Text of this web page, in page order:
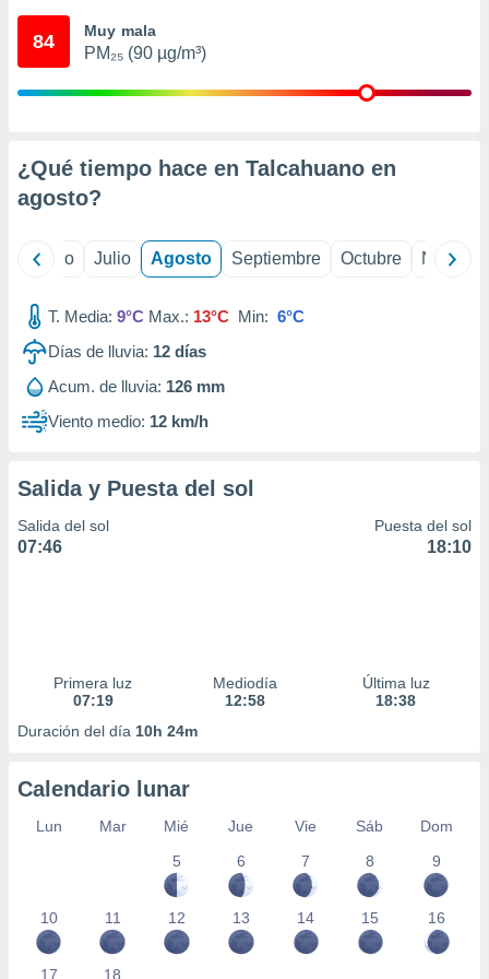
e
publicidad
1199
84 Muy mala
PM₂₅ (90 µg/m³)
¿Qué tiempo hace en Talcahuano en
agosto?
Junio Julio Agosto Septiembre Octubre
T. Media: 9°C Max.: 13°C Min: 6°C
Días de lluvia: 12 días
Acum. de lluvia: 126 mm
Viento medio: 12 km/h
Salida y Puesta del sol
Salida del sol
07:46
Puesta del sol
18:10
Primera luz
07:19
Mediodía
12:58
Última luz
18:38
Duración del día 10h 24m
Calendario lunar
Lun Mar Mié Jue Vie Sáb
Dom
5
6 7 8 9
10 11 12 13 14 15 16
17 18